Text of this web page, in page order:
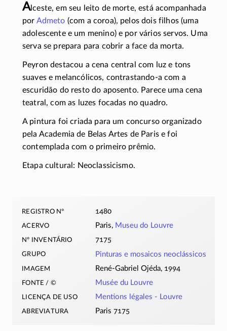
Alceste, em seu leito de morte, está acompanhada
por Admeto (com a coroa), pelos dois filhos (uma
adolescente e um menino) e por vários servos. Uma
serva se prepara para cobrir a face da morta.
Peyron destacou a cena central com luz e tons
suaves e melancólicos, contrastando-a com a
escuridão do resto do aposento. Parece uma cena
teatral, com as luzes focadas no quadro.
A pintura foi criada para um concurso organizado
pela Academia de Belas Artes de Paris e foi
contemplada com o primeiro prêmio.
Etapa cultural: Neoclassicismo.
registro nº 1480
acervo Paris, Museu do Louvre
nº inventário 7175
grupo Pinturas e mosaicos neoclássicos
imagem René-Gabriel Ojéda, 1994
fonte / © Musée du Louvre
licença de uso Mentions légales - Louvre
abreviatura Paris 7175